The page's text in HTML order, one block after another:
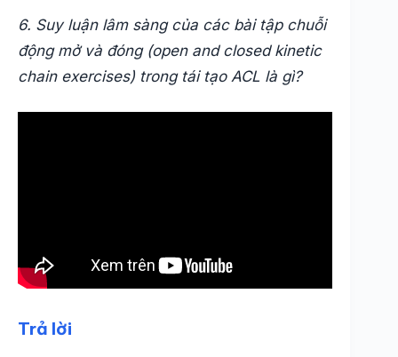
6. Suy luận lâm sàng của các bài tập chuỗi
động mở và đóng (open and closed kinetic
chain exercises) trong tái tạo ACL là gì?
Trả lời